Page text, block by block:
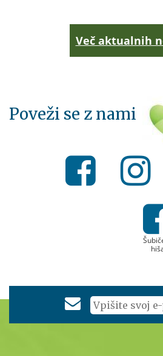
Več aktualnih
Poveži se z nami